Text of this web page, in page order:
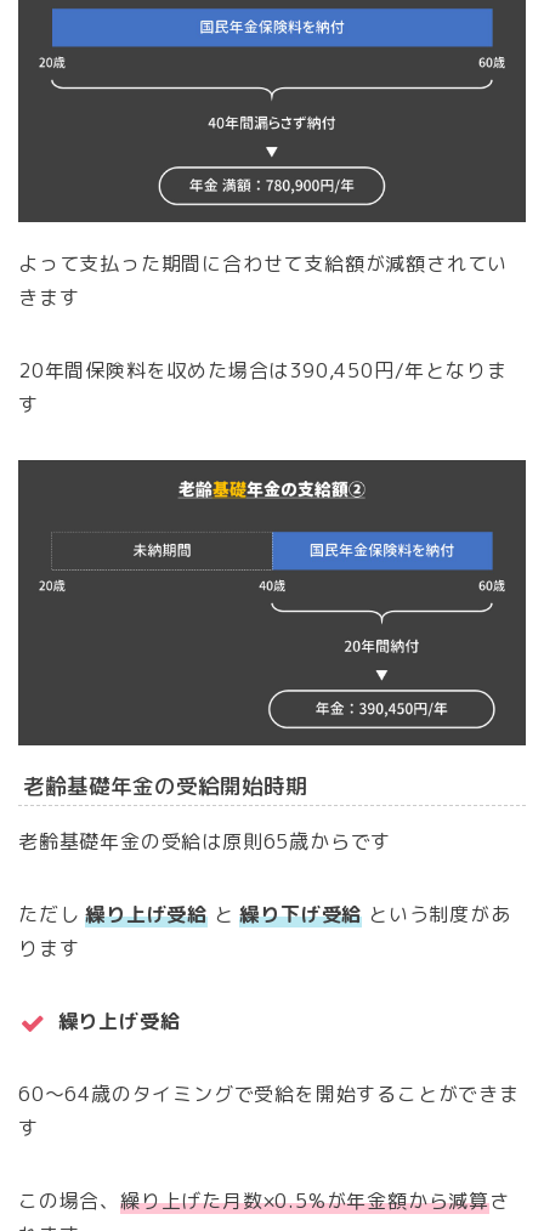
よって支払った期間に合わせて支給額が減額されてい
きます
20年間保険料を収めた場合は390,450円/年となりま
す
老齢基礎年金の受給開始時期
老齢基礎年金の受給は原則65歳からです
ただし繰り上げ受給 と繰り下げ受給 という制度があ
ります
繰り上げ受給
60～64歳のタイミングで受給を開始することができま
す
この場合、 繰り上げた月数×0.5%が年金額から減算さ